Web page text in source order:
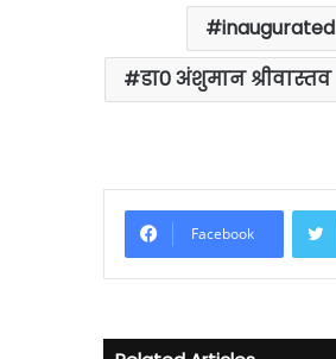
inaugurated
डा0 अंशुमान श्रीवास्तव
Facebook